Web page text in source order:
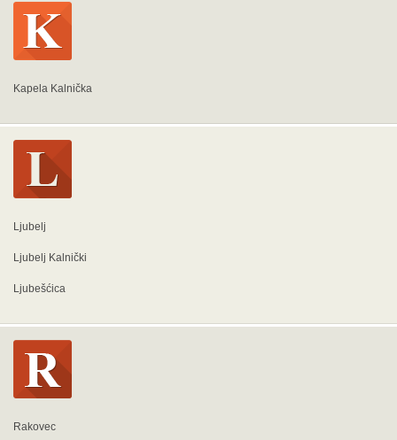
Kapela Kalnička
Ljubelj
Ljubelj Kalnički
Ljubešćica
Rakovec